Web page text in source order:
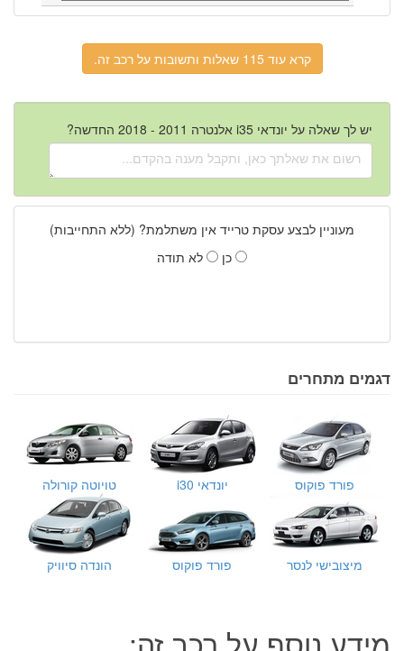
קרא עוד 115 שאלות ותשובות על רכב זה.
יש לך שאלה על יונדאי i35 אלנטרה 2011 - 2018 החדשה?
מעוניין לבצע עסקת טרייד אין משתלמת? (ללא התחייבות)
כן
לא תודה
דגמים מתחרים
פורד פוקוס יונדאי i30 טויוטה קורולה
מיצובישי לנסר פורד פוקוס הונדה סיוויק